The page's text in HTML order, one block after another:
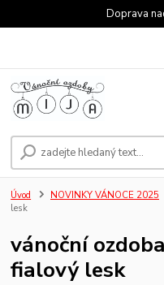
Doprava
Úvod NOVINKY VÁNOCE 2025
lesk
vánoční
fialový lesk